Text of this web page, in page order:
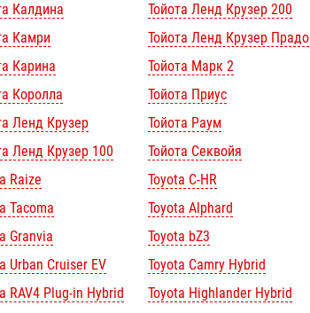
Калдина
Камри
Карина
Королла
Ленд Крузер
Ленд Крузер 100
Raize
Tacoma
Granvia
Urban Cruiser EV
RAV4 Plug-in Hybrid
Тойота Ленд Крузер 200
Тойота Ленд Крузер Прадо
Тойота Марк 2
Тойота Приус
Тойота Раум
Тойота Секвойя
Toyota C-HR
Toyota Alphard
Toyota bZ3
Toyota Camry Hybrid
Toyota Highlander Hybrid